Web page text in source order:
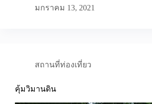
มกราคม 13, 2021
สถานที่ท่องเที่ยว
คุ้มวิมานดิน